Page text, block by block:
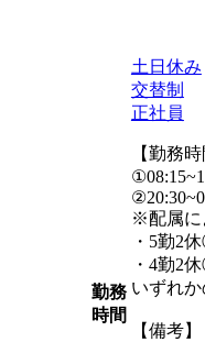
勤務
時間
土日休み
交替制
正社員
【勤務時
※配属に
・5勤2
・4勤2
いずれ
【備考】